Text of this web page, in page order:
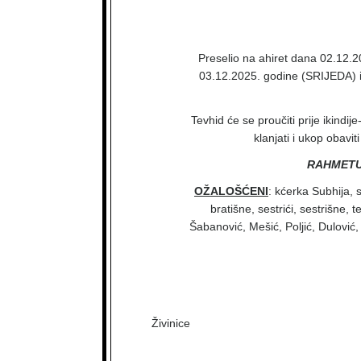
Preselio na ahiret dana
03.12.2025. godine
Tevhid će se proučiti prije
klanjati i ukop
OŽALOŠĆENI: kćerka Subhija,
bratišne, sestrići, sestrišne,
Šabanović, Mešić, Poljić,
Živinice